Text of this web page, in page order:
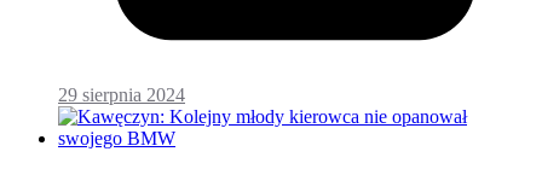
29 sierpnia 2024